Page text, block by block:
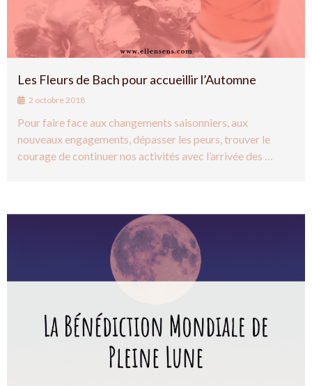
Les Fleurs de Bach pour accueillir l’Automne
2 octobre 2018
Pour faire face aux changements saisonniers, aux
nouveaux engagements, dépasser les peurs, trouver le
courage de continuer nos activités avec l’arrivée des …